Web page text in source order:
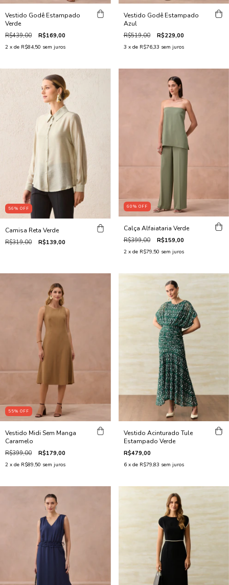
Vestido Godê Estampado
Verde
R$439,00 R$169,00
2 x de R$84,50 sem juros
Vestido Godê Estampado
Azul
R$519,00 R$229,00
3 x de R$76,33 sem juros
56% OFF
Camisa Reta Verde
R$319,00 R$139,00
60% OFF
Calça Alfaiataria Verde
R$399,00 R$159,00
2 x de R$79,50 sem juros
55% OFF
Vestido Midi Sem Manga
Caramelo
R$399,00 R$179,00
2 x de R$89,50 sem juros
Vestido Acinturado Tule
Estampado Verde
R$479,00
6 x de R$79,83 sem juros